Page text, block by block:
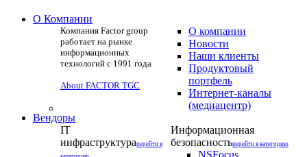
О Компании
Компания Factor group
работает на рынке
информационных
технологий с 1991 года
About FACTOR TGC
О компании
Новости
Наши клиенты
Продуктовый
портфель
Интернет-каналы
(медиацентр)
Вендоры
IT
инфраструктураперейти в
Информационная
безопасностьперейти в категорию